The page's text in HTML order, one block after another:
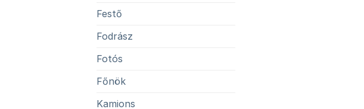
Festő
Fodrász
Fotós
Főnök
Kamions